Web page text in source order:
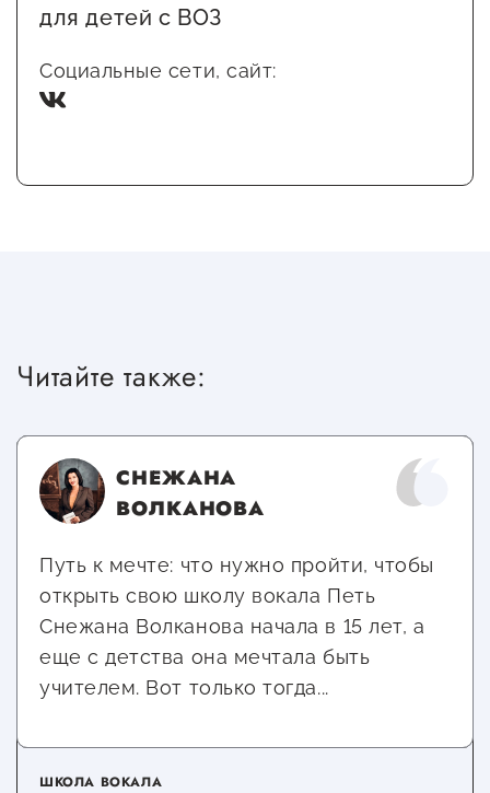
для детей с ВОЗ
Социальные сети, сайт:
Читайте также:
СНЕЖАНА
ВОЛКАНОВА
Путь к мечте: что нужно пройти, чтобы
открыть свою школу вокала Петь
Снежана Волканова начала в 15 лет, а
еще с детства она мечтала быть
учителем. Вот только тогда...
ШКОЛА ВОКАЛА